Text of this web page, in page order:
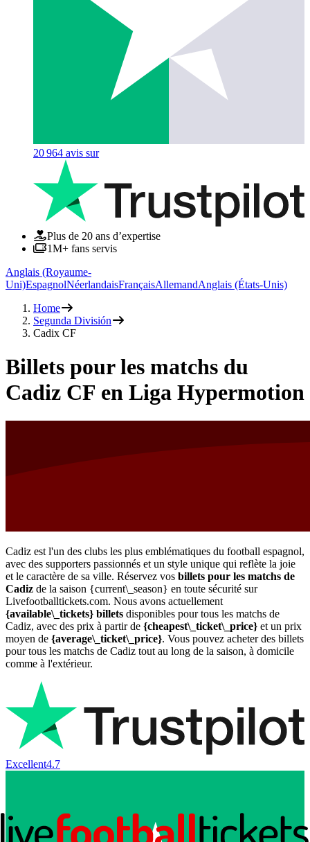
20 964 avis sur
Plus de 20 ans d’expertise
1M+ fans servis
Anglais (Royaume-
Uni)EspagnolNéerlandaisFrançaisAllemandAnglais (États-Unis)
Home
Segunda División
Cadix CF
Billets pour les matchs du
Cadiz CF en Liga Hypermotion
Cadiz est l'un des clubs les plus emblématiques du football espagnol,
avec des supporters passionnés et un style unique qui reflète la joie
et le caractère de sa ville. Réservez vos billets pour les matchs de
Cadiz de la saison {current\_season} en toute sécurité sur
Livefootballtickets.com. Nous avons actuellement
{available\_tickets} billets disponibles pour tous les matchs de
Cadiz, avec des prix à partir de {cheapest\_ticket\_price} et un prix
moyen de {average\_ticket\_price}. Vous pouvez acheter des billets
pour tous les matchs de Cadiz tout au long de la saison, à domicile
comme à l'extérieur.
Excellent4.7